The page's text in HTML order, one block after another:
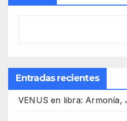
Entradas recientes
VENUS en libra: Armonía,